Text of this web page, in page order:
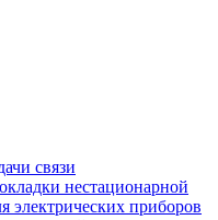
связи
нестационарной
электрических приборов